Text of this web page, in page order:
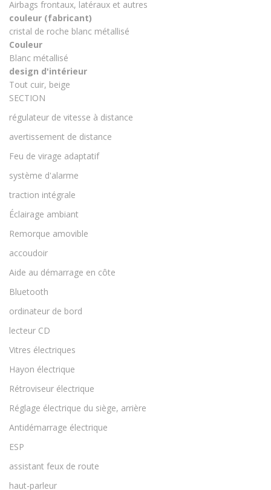
Airbags frontaux, latéraux et autres
couleur (fabricant)
cristal de roche blanc métallisé
Couleur
Blanc métallisé
design d'intérieur
Tout cuir, beige
SECTION
régulateur de vitesse à distance
avertissement de distance
Feu de virage adaptatif
système d'alarme
traction intégrale
Éclairage ambiant
Remorque amovible
accoudoir
Aide au démarrage en côte
Bluetooth
ordinateur de bord
lecteur CD
Vitres électriques
Hayon électrique
Rétroviseur électrique
Réglage électrique du siège, arrière
Antidémarrage électrique
ESP
assistant feux de route
haut-parleur